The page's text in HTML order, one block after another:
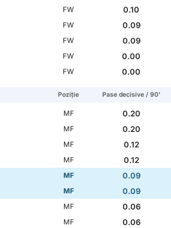
FW
0.10
FW
0.09
FW
0.09
FW
0.00
FW 0.00
Poziție Pase decisive / 90'
MF
0.20
MF
0.20
MF
0.12
MF
0.12
MF
0.09
MF
0.09
MF
0.06
MF
0.06